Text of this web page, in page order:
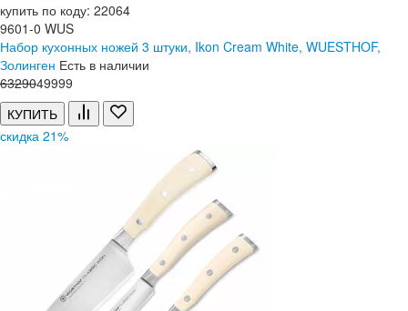
купить по коду: 22064
9601-0 WUS
Набор кухонных ножей 3 штуки, Ikon Cream White, WUESTHOF,
Золинген Есть в наличии
6329049999
КУПИТЬ
скидка 21%